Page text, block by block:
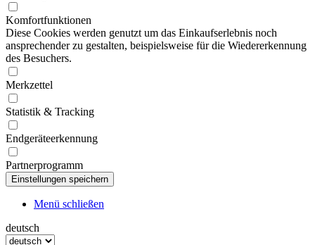
Komfortfunktionen
Diese Cookies werden genutzt um das Einkaufserlebnis noch
ansprechender zu gestalten, beispielsweise für die Wiedererkennung
des Besuchers.
Merkzettel
Statistik & Tracking
Endgeräteerkennung
Partnerprogramm
Menü schließen
deutsch